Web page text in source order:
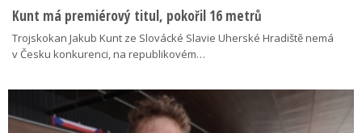
Kunt má premiérový titul, pokořil 16 metrů
Trojskokan Jakub Kunt ze Slovácké Slavie Uherské Hradiště nemá
v Česku konkurenci, na republikovém…